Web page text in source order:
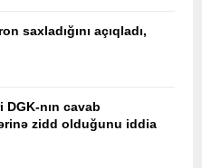
saxladığını açıqladı,
DGK-nın cavab
zidd olduğunu iddia